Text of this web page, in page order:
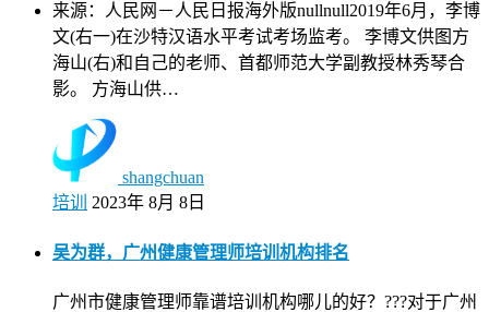
来源：人民网－人民日报海外版nullnull2019年6月，李博
文(右一)在沙特汉语水平考试考场监考。 李博文供图方
海山(右)和自己的老师、首都师范大学副教授林秀琴合
影。 方海山供…
shangchuan
培训
2023年 8月 8日
吴为群，广州健康管理师培训机构排名
广州市健康管理师靠谱培训机构哪儿的好？???对于广州